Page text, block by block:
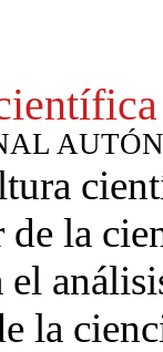
la
el
la